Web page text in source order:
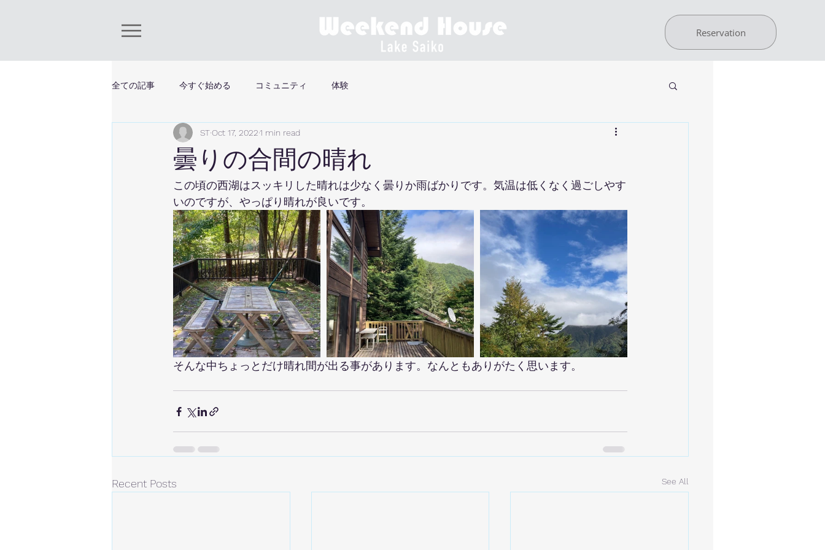
Reservation
全ての記事 今すぐ始める コミュニティ 体験
曇りの合間の晴れ
STOct 17, 20221 min read
この頃の西湖はスッキリした晴れは少なく曇りか雨ばかりです。気温は低くなく過ごしやす
いのですが、やっぱり晴れが良いです。
そんな中ちょっとだけ晴れ間が出る事があります。なんともありがたく思います。
Recent Posts See All